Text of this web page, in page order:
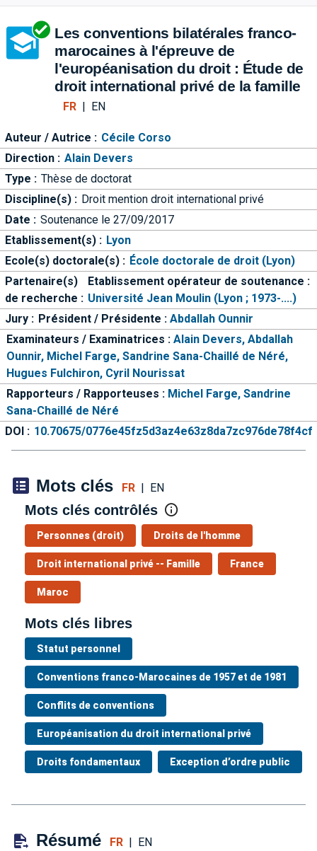
Aller directement à la barre
Les conventions bilatérales franco-
marocaines à l'épreuve de
l'européanisation du droit : Étude de
droit international privé de la famille
FR EN
Auteur / Autrice : Cécile Corso
Direction : Alain Devers
Type : Thèse de doctorat
Discipline(s) : Droit mention droit international privé
Date : Soutenance le 27/09/2017
Etablissement(s) : Lyon
Ecole(s) doctorale(s) : École doctorale de droit (Lyon)
Partenaire(s)
de recherche :
Etablissement opérateur de soutenance :
Université Jean Moulin (Lyon ; 1973-....)
Jury : Président / Présidente : Abdallah Ounnir
Examinateurs / Examinatrices : Alain Devers, Abdallah
Ounnir, Michel Farge, Sandrine Sana-Chaillé de Néré,
Hugues Fulchiron, Cyril Nourissat
Rapporteurs / Rapporteuses : Michel Farge, Sandrine
Sana-Chaillé de Néré
DOI : 10.70675/0776e45fz5d3az4e63z8da7zc976de78f4cf
Mots clés FR | EN
Mots clés contrôlés
Personnes (droit) Droits de l'homme
Droit international privé -- Famille France
Maroc
Mots clés libres
Statut personnel
Conventions franco-Marocaines de 1957 et de 1981
Conflits de conventions
Européanisation du droit international privé
Droits fondamentaux Exception d’ordre public
Résumé FR | EN